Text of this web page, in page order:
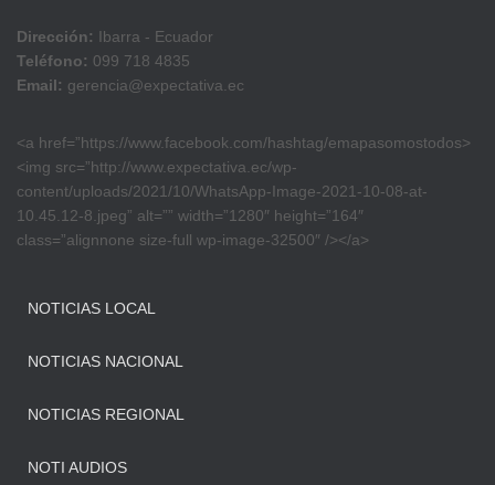
Dirección: Ibarra - Ecuador
Teléfono: 099 718 4835
Email: gerencia@expectativa.ec
<a href=”https://www.facebook.com/hashtag/emapasomostodos>
<img src=”http://www.expectativa.ec/wp-
content/uploads/2021/10/WhatsApp-Image-2021-10-08-at-
10.45.12-8.jpeg” alt=”” width=”1280″ height=”164″
class=”alignnone size-full wp-image-32500″ /></a>
NOTICIAS LOCAL
NOTICIAS NACIONAL
NOTICIAS REGIONAL
NOTI AUDIOS